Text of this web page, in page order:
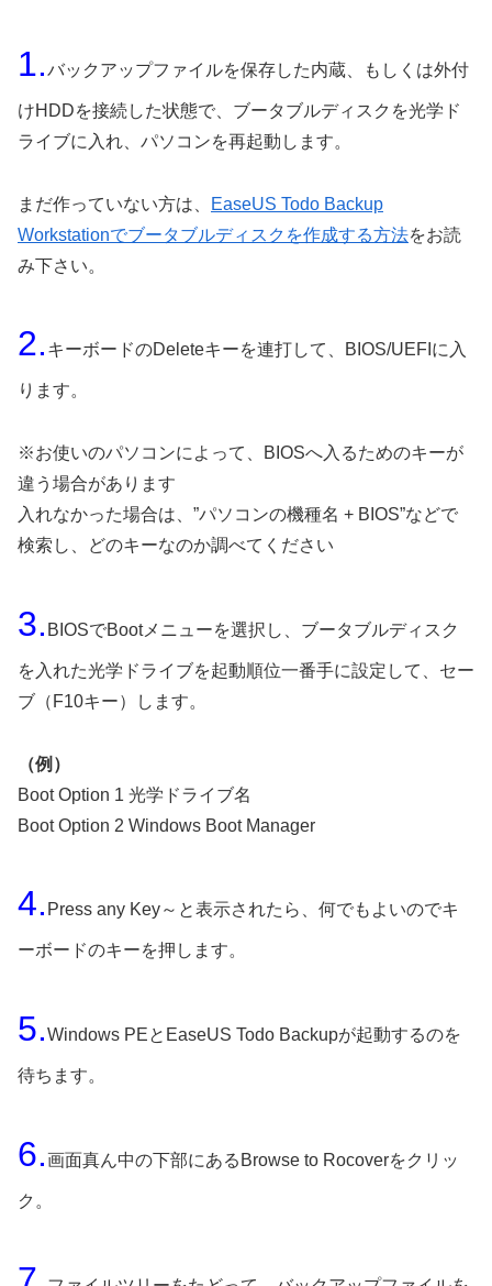
1.バックアップファイルを保存した内蔵、もしくは外付
けHDDを接続した状態で、ブータブルディスクを光学ド
ライブに入れ、パソコンを再起動します。
まだ作っていない方は、
EaseUS Todo Backup
Workstationでブータブルディスクを作成する方法をお読
み下さい。
2. キーボードのDeleteキーを連打して、BIOS/UEFIに入
ります。
※お使いのパソコンによって、BIOSへ入るためのキーが
違う場合があります
入れなかった場合は、”パソコンの機種名 + BIOS”などで
検索し、どのキーなのか調べてください
3. BIOSでBootメニューを選択し、ブータブルディスク
を入れた光学ドライブを起動順位一番手に設定して、セー
ブ（F10キー）します。
（例）
Boot Option 1 光学ドライブ名
Boot Option 2 Windows Boot Manager
4. Press any Key～と表示されたら、何でもよいのでキ
ーボードのキーを押します。
5.Windows PEとEaseUS Todo Backupが起動するのを
待ちます。
6.画面真ん中の下部にあるBrowse to Rocoverをクリッ
ク。